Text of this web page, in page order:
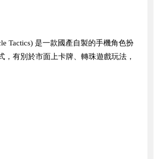
Tactics) 是一款國產自製的手機角色扮
有別於市面上卡牌、轉珠遊戲玩法，